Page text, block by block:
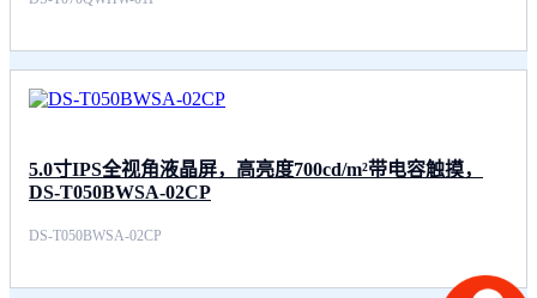
5.0寸IPS全视角液晶屏，高亮度700cd/m²带电容触摸，
DS-T050BWSA-02CP
DS-T050BWSA-02CP